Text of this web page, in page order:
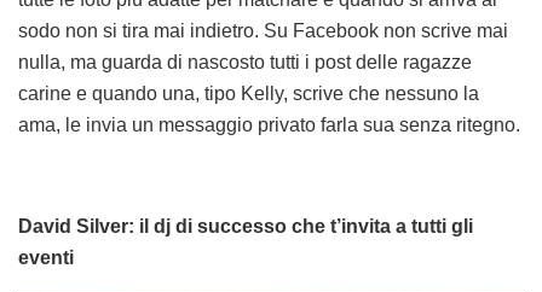
sodo non si tira mai indietro. Su Facebook non scrive mai
nulla, ma guarda di nascosto tutti i post delle ragazze
carine e quando una, tipo Kelly, scrive che nessuno la
ama, le invia un messaggio privato farla sua senza ritegno.
David Silver: il dj di successo che t’invita a tutti gli
eventi